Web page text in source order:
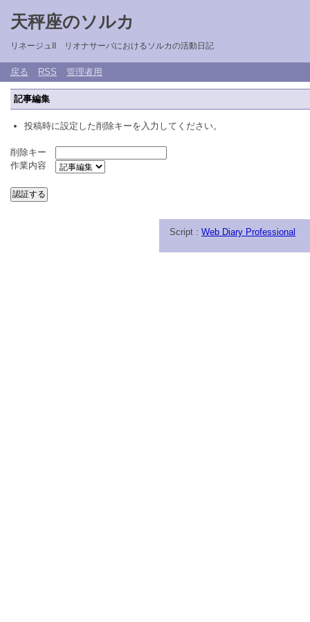
天秤座のソルカ
リネージュII リオナサーバにおけるソルカの活動日記
戻る RSS 管理者用
記事編集
投稿時に設定した削除キーを入力してください。
削除キー
作業内容
Script : Web Diary Professional